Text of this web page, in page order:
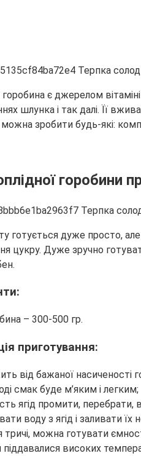
горобина є джерелом
шлунка і так далі. Її
зробити будь-які:
горобини
готується дуже просто,
цукру. Дуже зручно
– 300-500 гр.
приготування:
від бажаної
смак буде м’яким і легким;
ягід промити,
воду з ягід і заливати
тричі, можна готувати
високих